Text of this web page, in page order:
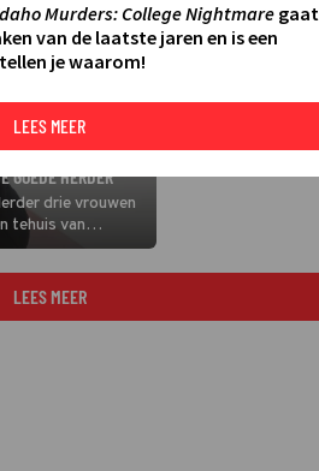
GOEDE HERDER
drie vrouwen
tehuis van
LEES MEER
Murders: College Nightmaregaat
van de laatste jaren en is een
je waarom!
LEES MEER